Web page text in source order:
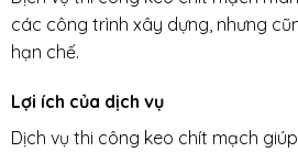
các công trình xây dựng, nhưng
hạn chế.
Lợi ích của dịch vụ
Dịch vụ thi công keo chít mạch